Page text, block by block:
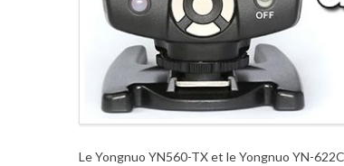
Le Yongnuo YN560-TX et le Yongnuo YN-